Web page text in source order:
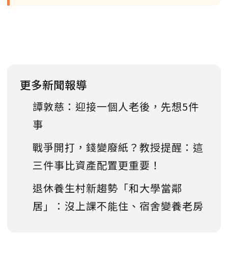
更多新聞報導
譚敦慈：迎接一個人老後，先想5件
事
戰爭開打，錢變廢紙？教授提醒：這
三件事比資產配置更重要！
退休養生村新趨勢「和大學當鄰
居」：沒上課不能住、宿舍變養老房